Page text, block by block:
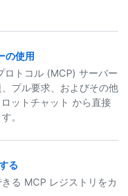
の使用
トコル (MCP) サーバー
プル要求、およびその他
ットチャット から直接
。
る
る MCP レジストリをカ